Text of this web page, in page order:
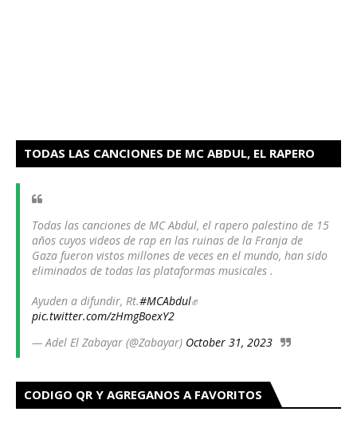
TODAS LAS CANCIONES DE MC ABDUL, EL RAPERO
Todas las canciones de MC Abdul, el rapero palestino de 15
años cuyos videos de rap en las ruinas de la Franja de
Gaza fueron vistos millones de veces en el mundo, han sido
eliminados de todas las plataformas musicales .
Ayuden a difundir, Rt.#MCAbdul✊
pic.twitter.com/zHmgBoexY2
— Adel El Zabayar (@Zabayar) October 31, 2023
CODIGO QR Y AGREGANOS A FAVORITOS